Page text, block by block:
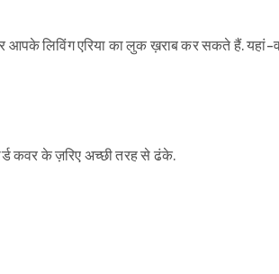
आपके लिविंग एरिया का लुक ख़राब कर सकते हैं. यहां-
कवर के ज़रिए अच्छी तरह से ढंके.